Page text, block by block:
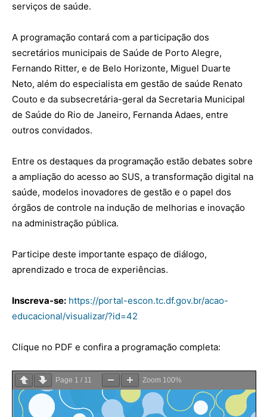
serviços de saúde.
A programação contará com a participação dos
secretários municipais de Saúde de Porto Alegre,
Fernando Ritter, e de Belo Horizonte, Miguel Duarte
Neto, além do especialista em gestão de saúde Renato
Couto e da subsecretária-geral da Secretaria Municipal
de Saúde do Rio de Janeiro, Fernanda Adaes, entre
outros convidados.
Entre os destaques da programação estão debates sobre
a ampliação do acesso ao SUS, a transformação digital na
saúde, modelos inovadores de gestão e o papel dos
órgãos de controle na indução de melhorias e inovação
na administração pública.
Participe deste importante espaço de diálogo,
aprendizado e troca de experiências.
Inscreva-se: https://portal-escon.tc.df.gov.br/acao-
educacional/visualizar/?id=42
Clique no PDF e confira a programação completa:
Page 1 / 11 Zoom 100%